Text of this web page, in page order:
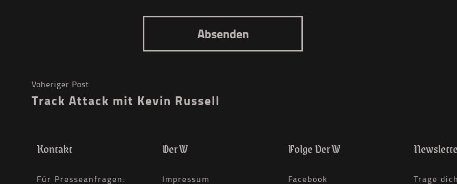
Voheriger Post
Track Attack mit Kevin Russell
Trage
Folge Der W
Facebook
Der W
Impressum
Kontakt
Für Presseanfragen: